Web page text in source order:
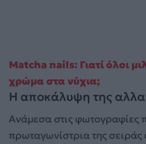
Matcha nails: Γιατί όλοι
χρώμα στα νύχια;
Η αποκάλυψη της
Ανάμεσα στις φωτογραφίες
πρωταγωνίστρια της